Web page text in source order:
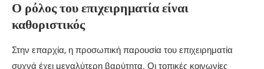
Ο ρόλος του επιχειρηματία είναι
καθοριστικός
Στην επαρχία, η προσωπική παρουσία του επιχειρηματία
συχνά έχει μεγαλύτερη βαρύτητα. Οι τοπικές κοινωνίες